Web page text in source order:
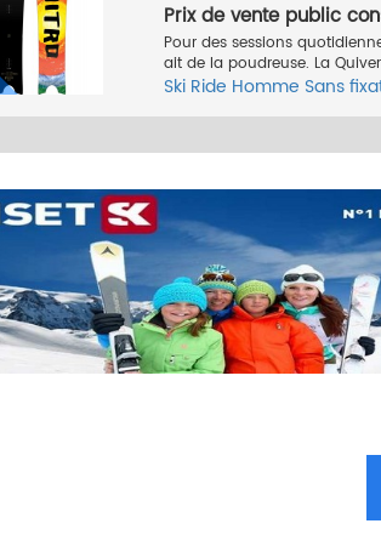
Prix de vente public
Pour des sessions
ait de la poudreuse. La
Ski Ride Homme Sans